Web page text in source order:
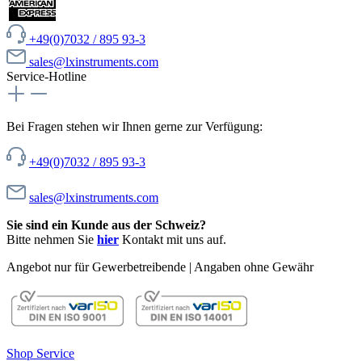
+49(0)7032 / 895 93-3
sales@lxinstruments.com
Service-Hotline
Bei Fragen stehen wir Ihnen gerne zur Verfügung:
+49(0)7032 / 895 93-3
sales@lxinstruments.com
Sie sind ein Kunde aus der Schweiz?
Bitte nehmen Sie hier Kontakt mit uns auf.
Angebot nur für Gewerbetreibende | Angaben ohne Gewähr
Shop Service